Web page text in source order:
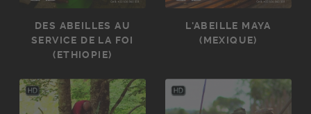
DES ABEILLES AU
SERVICE DE LA FOI
(ETHIOPIE)
L'ABEILLE MAYA
(MEXIQUE)